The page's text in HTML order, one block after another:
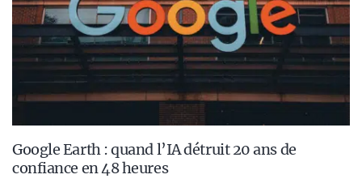
Google Earth : quand l’IA détruit 20 ans de
confiance en 48 heures